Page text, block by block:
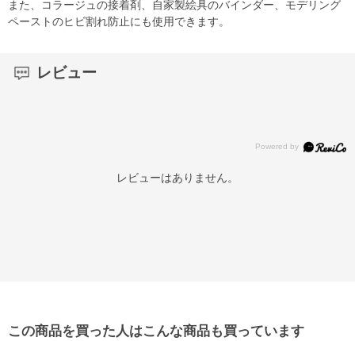
また、コラージュの接着剤、自家製絵具のバインダー、モデリング
ペーストのヒビ割れ防止にも使用できます。
レビュー
レビューはありません。
この商品を買った人はこんな商品も買っています